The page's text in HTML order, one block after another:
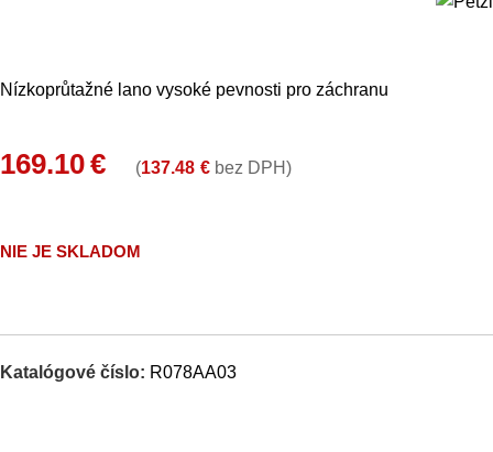
Nízkoprůtažné lano vysoké pevnosti pro záchranu
169.10€ (137.48 € bez DPH)
NIE JE SKLADOM
Katalógové číslo: R078AA03